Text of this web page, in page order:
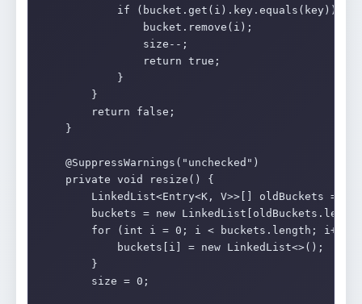
            if (bucket.get(i).key.equals(key)) {
                bucket.remove(i);
                size--;
                return true;
            }
        }
        return false;
    }
    @SuppressWarnings("unchecked")
    private void resize() {
LinkedList<Entry<K, V>>[] oldBuckets =
buckets = new
        for (int i = 0; i < buckets.length; i++) {
            buckets[i] = new LinkedList<>();
        }
        size = 0;